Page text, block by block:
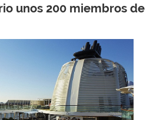
unos 200 miembros de